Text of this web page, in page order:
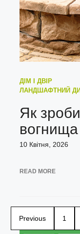
ДІМ І ДВІР
ЛАНДШАФТНИЙ
Як
вогнища
10 Квітня, 2026
READ MORE
Previous 1